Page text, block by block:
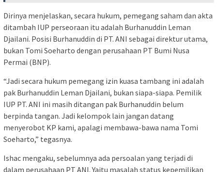
Dirinya menjelaskan, secara hukum, pemegang saham dan akta
ditambah IUP perseoraan itu adalah Burhanuddin Leman
Djailani. Posisi Burhanuddin di PT. ANI sebagai direktur utama,
bukan Tomi Soeharto dengan perusahaan PT Bumi Nusa
Permai (BNP).
“Jadi secara hukum pemegang izin kuasa tambang ini adalah
pak Burhanuddin Leman Djailani, bukan siapa-siapa. Pemilik
IUP PT. ANI ini masih ditangan pak Burhanuddin belum
berpinda tangan. Jadi kelompok lain jangan datang
menyerobot KP kami, apalagi membawa-bawa nama Tomi
Soeharto,” tegasnya.
Ishac mengaku, sebelumnya ada persoalan yang terjadi di
dalam perusahaan PT ANI. Yaitu masalah status kepemilikan